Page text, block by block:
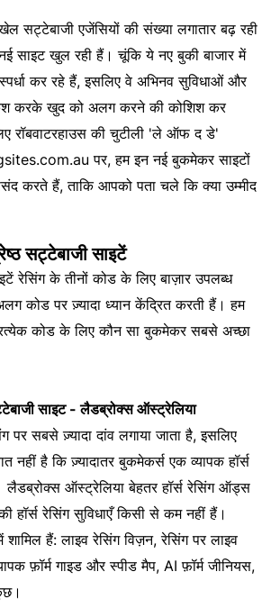
सट्टेबाजी एजेंसियों की संख्या लगातार बढ़ रही
साइट खुल रही हैं। चूंकि ये नए बुकी बाजार में
कर रहे हैं, इसलिए वे अभिनव सुविधाओं और
करके खुद को अलग करने की कोशिश कर
रॉबवाटरहाउस की चुटीली 'ले ऑफ द डे'
पर, हम इन नई बुकमेकर साइटों
करते हैं, ताकि आपको पता चले कि क्या उम्मीद
सट्टेबाजी साइटें
रेसिंग के तीनों कोड के लिए बाज़ार उपलब्ध
कोड पर ज़्यादा ध्यान केंद्रित करती हैं। हम
कोड के लिए कौन सा बुकमेकर सबसे अच्छा
साइट - लैडब्रोक्स ऑस्ट्रेलिया
पर सबसे ज़्यादा दांव लगाया जाता है, इसलिए
नहीं है कि ज़्यादातर बुकमेकर्स एक व्यापक हॉर्स
लैडब्रोक्स ऑस्ट्रेलिया बेहतर हॉर्स रेसिंग ऑड्स
हॉर्स रेसिंग सुविधाएँ किसी से कम नहीं हैं।
हैं: लाइव रेसिंग विज़न, रेसिंग पर लाइव
फ़ॉर्म गाइड और स्पीड मैप, AI फ़ॉर्म जीनियस,